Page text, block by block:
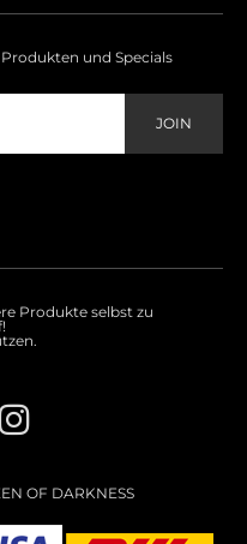
und Specials
Produkte selbst zu
OF DARKNESS